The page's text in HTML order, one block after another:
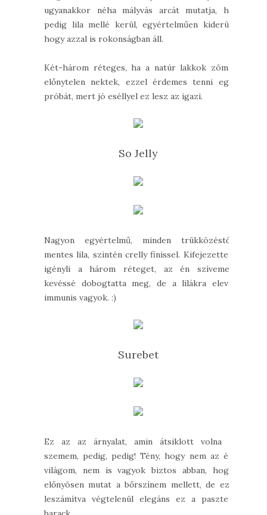
ugyanakkor néha mályvás arcát mutatja, ha
pedig lila mellé kerül, egyértelműen kiderül,
hogy azzal is rokonságban áll.
Két-három réteges, ha a natúr lakkok zöme
előnytelen nektek, ezzel érdemes tenni egy
próbát, mert jó eséllyel ez lesz az igazi.
So Jelly
Nagyon egyértelmű, minden trükközéstől
mentes lila, szintén crelly finissel. Kifejezetten
igényli a három réteget, az én szívemet
kevéssé dobogtatta meg, de a lilákra eleve
immunis vagyok. :)
Surebet
Ez az az árnyalat, amin átsiklott volna a
szemem, pedig, pedig! Tény, hogy nem az én
világom, nem is vagyok biztos abban, hogy
előnyösen mutat a bőrszínem mellett, de ezt
leszámítva végtelenül elegáns ez a pasztell